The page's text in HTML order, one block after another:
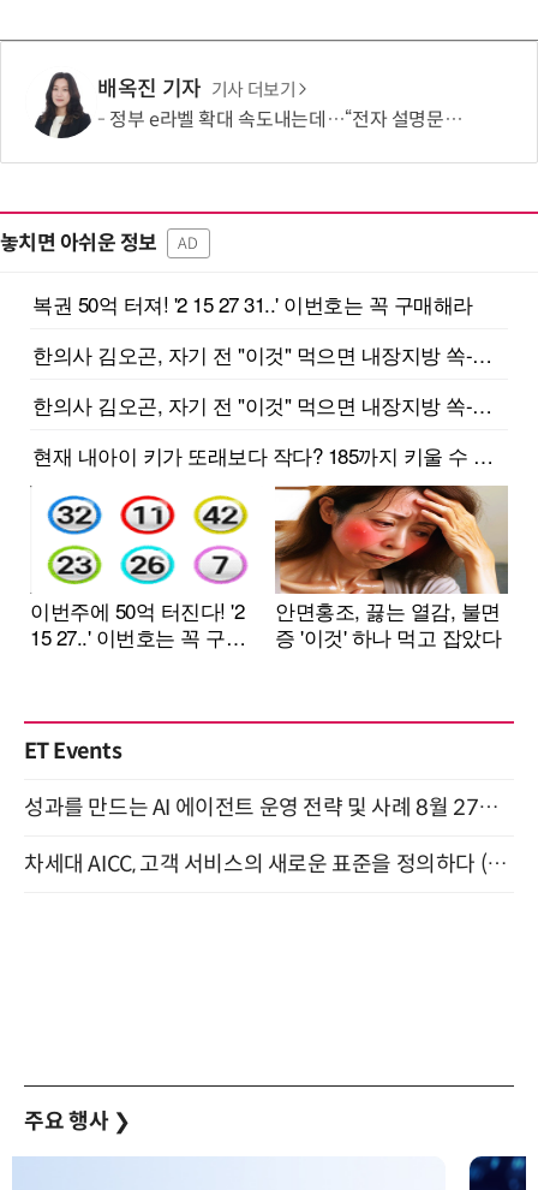
배옥진 기자 기사 더보기
정부 e라벨 확대 속도내는데…“전자 설명문, 종이보다 불편”
놓치면 아쉬운 정보 AD
ET Events
성과를 만드는 AI 에이전트 운영 전략 및 사례 8월 27일 개최
차세대 AICC, 고객 서비스의 새로운 표준을 정의하다 (9/9)
주요 행사 ❯